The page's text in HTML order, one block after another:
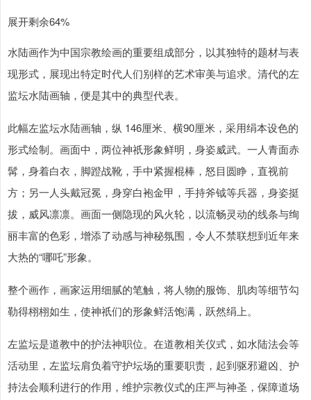
展开剩余64%
水陆画作为中国宗教绘画的重要组成部分，以其独特的题材与表
现形式，展现出特定时代人们别样的艺术审美与追求。清代的左
监坛水陆画轴，便是其中的典型代表。
此幅左监坛水陆画轴，纵 146厘米、横90厘米，采用绢本设色的
形式绘制。画面中，两位神祇形象鲜明，身姿威武。一人青面赤
髯，身着白衣，脚蹬战靴，手中紧握棍棒，怒目圆睁，直视前
方；另一人头戴冠冕，身穿白袍金甲，手持斧钺等兵器，身姿挺
拔，威风凛凛。画面一侧隐现的风火轮，以流畅灵动的线条与绚
丽丰富的色彩，增添了动感与神秘氛围，令人不禁联想到近年来
大热的“哪吒”形象。
整个画作，画家运用细腻的笔触，将人物的服饰、肌肉等细节勾
勒得栩栩如生，使神祇们的形象鲜活饱满，跃然绢上。
左监坛是道教中的护法神职位。在道教相关仪式，如水陆法会等
活动里，左监坛肩负着守护坛场的重要职责，起到驱邪避凶、护
持法会顺利进行的作用，维护宗教仪式的庄严与神圣，保障道场